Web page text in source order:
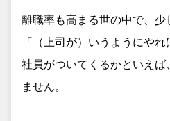
離職率も高まる世の中で、少
「（上司が）いうようにやれ
社員がついてくるかといえば
ません。